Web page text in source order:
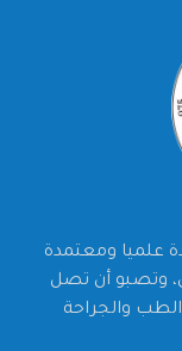
علميا ومعتمدة
وتصبو أن تصل
والجراحة